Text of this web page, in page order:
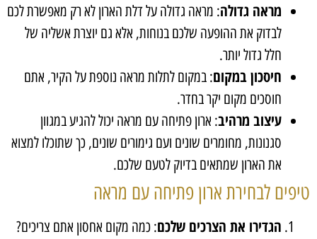
מראה גדולה: מראה גדולה על דלת הארון לא רק מאפשרת לכם
לבדוק את ההופעה שלכם בנוחות, אלא גם יוצרת אשליה של
חלל גדול יותר.
חיסכון במקום: במקום לתלות מראה נוספת על הקיר, אתם
חוסכים מקום יקר בחדר.
עיצוב מרהיב: ארון פתיחה עם מראה יכול להגיע במגוון
סגנונות, מחומרים שונים ועם גימורים שונים, כך שתוכלו למצוא
את הארון שמתאים בדיוק לטעם שלכם.
טיפים לבחירת ארון פתיחה עם מראה
הגדירו את הצרכים שלכם: כמה מקום אחסון אתם צריכים?